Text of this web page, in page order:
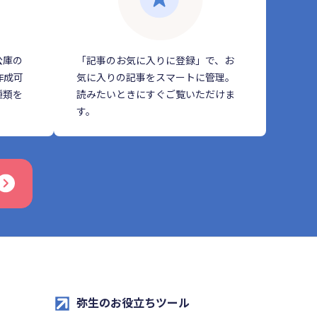
の
成可
を
「記事のお気に入りに登録」で、お
気に入りの記事をスマートに管理。
読みたいときにすぐご覧いただけま
す。
弥生のお役立ちツール